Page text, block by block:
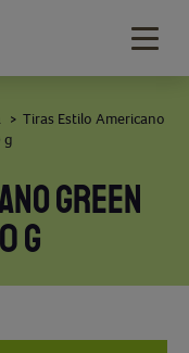
GREEN
G
> Tiras Estilo Americano
g